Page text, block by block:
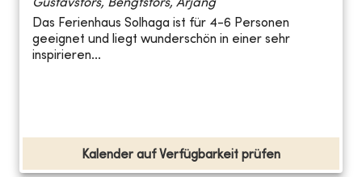
Gustavsfors, Bengtsfors, Årjäng
Das Ferienhaus Solhaga ist für 4-6 Personen
geeignet und liegt wunderschön in einer sehr
inspirieren...
Kalender auf Verfügbarkeit prüfen